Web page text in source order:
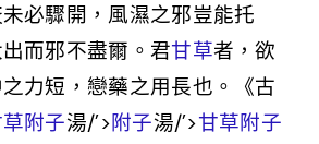
必驟開，風濕之邪豈能托
而邪不盡爾。君甘草者，欲
力短，戀藥之用長也。《古
附子湯/’>附子湯/’>甘草附子